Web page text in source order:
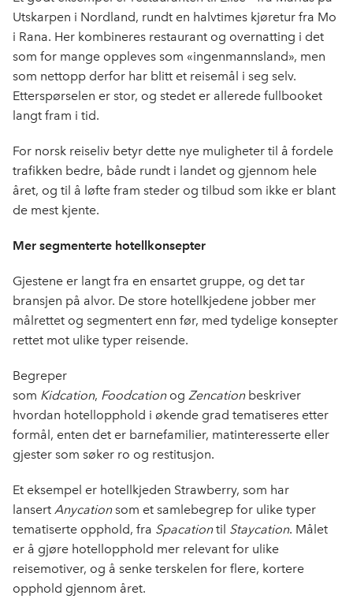
Utskarpen i Nordland, rundt en halvtimes kjøretur fra Mo
i Rana. Her kombineres restaurant og overnatting i det
som for mange oppleves som «ingenmannsland», men
som nettopp derfor har blitt et reisemål i seg selv.
Etterspørselen er stor, og stedet er allerede fullbooket
langt fram i tid.
For norsk reiseliv betyr dette nye muligheter til å fordele
trafikken bedre, både rundt i landet og gjennom hele
året, og til å løfte fram steder og tilbud som ikke er blant
de mest kjente.
Mer segmenterte hotellkonsepter
Gjestene er langt fra en ensartet gruppe, og det tar
bransjen på alvor. De store hotellkjedene jobber mer
målrettet og segmentert enn før, med tydelige konsepter
rettet mot ulike typer reisende.
Begreper
som Kidcation, Foodcation og Zencation beskriver
hvordan hotellopphold i økende grad tematiseres etter
formål, enten det er barnefamilier, matinteresserte eller
gjester som søker ro og restitusjon.
Et eksempel er hotellkjeden Strawberry, som har
lansert Anycationsom et samlebegrep for ulike typer
tematiserte opphold, fra Spacationtil Staycation. Målet
er å gjøre hotellopphold mer relevant for ulike
reisemotiver, og å senke terskelen for flere, kortere
opphold gjennom året.